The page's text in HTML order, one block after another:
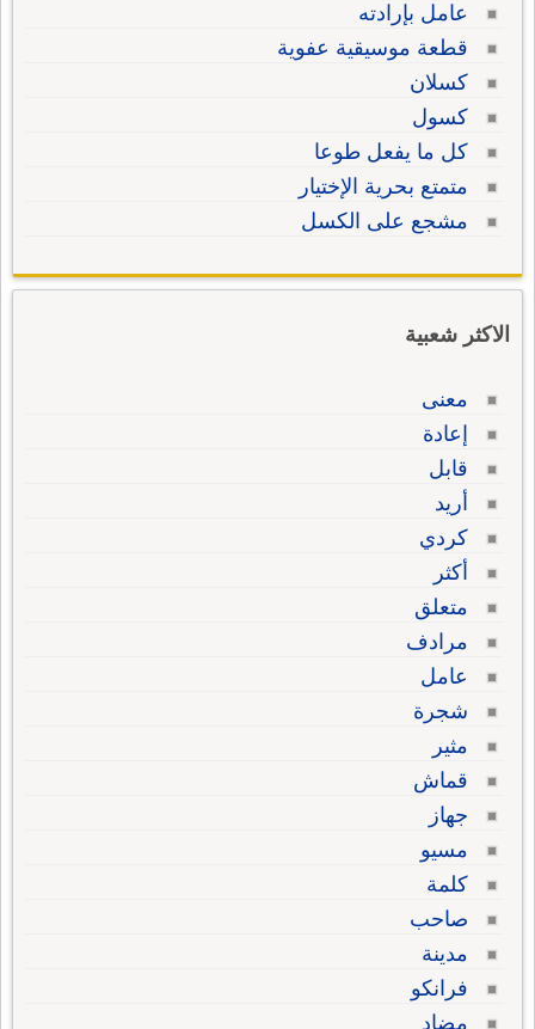
عامل بإرادته
قطعة موسيقية عفوية
كسلان
كسول
كل ما يفعل طوعا
متمتع بحرية الإختيار
مشجع على الكسل
الاكثر شعبية
معنى
إعادة
قابل
أريد
كردي
أكثر
متعلق
مرادف
عامل
شجرة
مثير
قماش
جهاز
مسيو
كلمة
صاحب
مدينة
فرانكو
مضاد